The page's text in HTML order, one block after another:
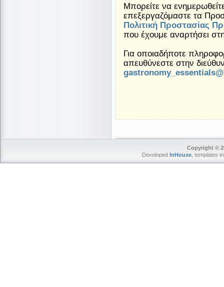
Μπορείτε να
επεξεργαζόμαστε τα
Πολιτική Προστασίας
που έχουμε αναρτήσει
Για οποιαδήποτε
απευθύνεστε στην
Copyright ©
Developed InHouse, templates